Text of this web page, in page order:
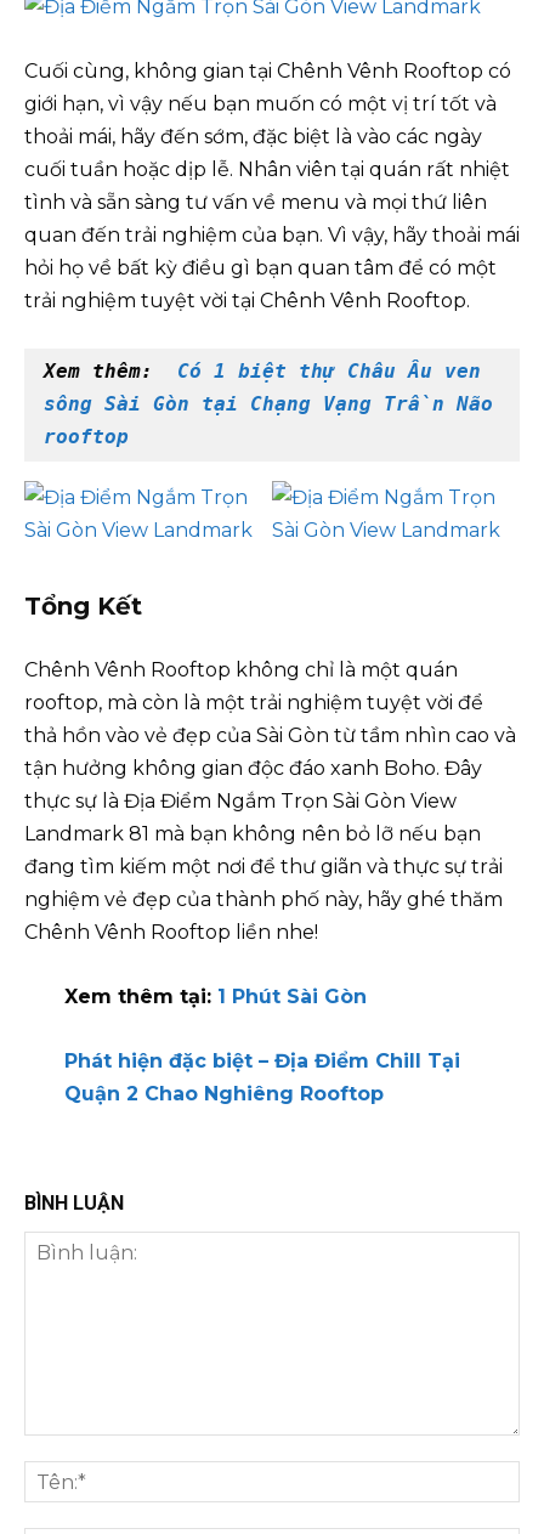
Cuối cùng, không gian tại Chênh Vênh Rooftop có
giới hạn, vì vậy nếu bạn muốn có một vị trí tốt và
thoải mái, hãy đến sớm, đặc biệt là vào các ngày
cuối tuần hoặc dịp lễ. Nhân viên tại quán rất nhiệt
tình và sẵn sàng tư vấn về menu và mọi thứ liên
quan đến trải nghiệm của bạn. Vì vậy, hãy thoải mái
hỏi họ về bất kỳ điều gì bạn quan tâm để có một
trải nghiệm tuyệt vời tại Chênh Vênh Rooftop.
Xem thêm: Có 1 biệt thự Châu Âu ven
sông Sài Gòn tại Chạng Vạng Trần Não
rooftop
Tổng Kết
Chênh Vênh Rooftop không chỉ là một quán
rooftop, mà còn là một trải nghiệm tuyệt vời để
thả hồn vào vẻ đẹp của Sài Gòn từ tầm nhìn cao và
tận hưởng không gian độc đáo xanh Boho. Đây
thực sự là Địa Điểm Ngắm Trọn Sài Gòn View
Landmark 81 mà bạn không nên bỏ lỡ nếu bạn
đang tìm kiếm một nơi để thư giãn và thực sự trải
nghiệm vẻ đẹp của thành phố này, hãy ghé thăm
Chênh Vênh Rooftop liền nhe!
Xem thêm tại: 1 Phút Sài Gòn
Phát hiện đặc biệt – Địa Điểm Chill Tại
Quận 2 Chao Nghiêng Rooftop
BÌNH LUẬN
luận: